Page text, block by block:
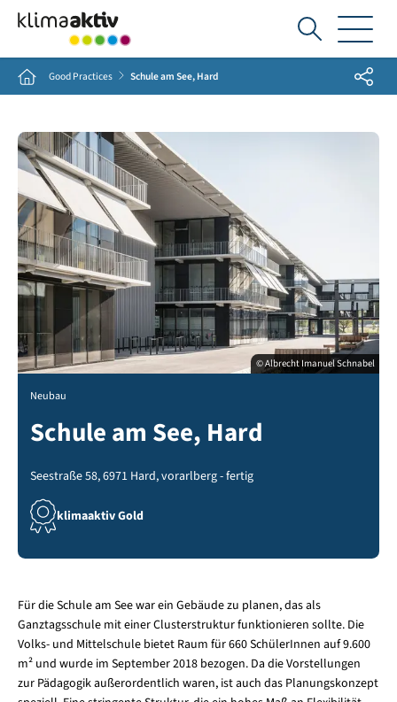
Ich
suche...
Home Good Practices Schule am See, Hard Share
© Albrecht Imanuel Schnabel
Neubau
Schule am See, Hard
Seestraße 58, 6971 Hard, vorarlberg - fertig
klimaaktiv Gold
Für die Schule am See war ein Gebäude zu planen, das als
Ganztagsschule mit einer Clusterstruktur funktionieren sollte. Die
Volks- und Mittelschule bietet Raum für 660 SchülerInnen auf 9.600
m² und wurde im September 2018 bezogen. Da die Vorstellungen
zur Pädagogik außerordentlich waren, ist auch das Planungskonzept